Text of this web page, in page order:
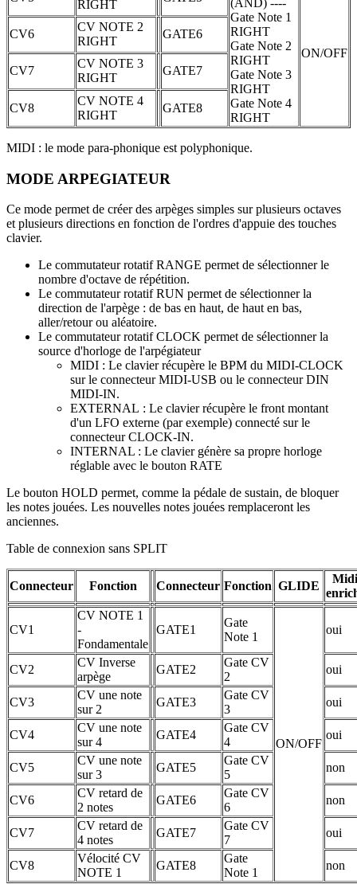
RIGHT
Gate Note 1
RIGHT
Gate Note 2
RIGHT
Gate Note 3
RIGHT
Gate Note 4
RIGHT
ON/OFF
CV6
CV NOTE 2
RIGHT
GATE6
CV7
CV NOTE 3
RIGHT
GATE7
CV8
CV NOTE 4
RIGHT
GATE8
MIDI : le mode para-phonique est polyphonique.
MODE ARPEGIATEUR
Ce mode permet de créer des arpèges simples sur plusieurs octaves
et plusieurs directions en fonction de l'ordres d'appuie des touches
clavier.
Le commutateur rotatif RANGE permet de sélectionner le
nombre d'octave de répétition.
Le commutateur rotatif RUN permet de sélectionner la
direction de l'arpège : de bas en haut, de haut en bas,
aller/retour ou aléatoire.
Le commutateur rotatif CLOCK permet de sélectionner la
source d'horloge de l'arpégiateur
MIDI : Le clavier récupère le BPM du MIDI-CLOCK
sur le connecteur MIDI-USB ou le connecteur DIN
MIDI-IN.
EXTERNAL : Le clavier récupère le front montant
d'un LFO externe (par exemple) connecté sur le
connecteur CLOCK-IN.
INTERNAL : Le clavier génère sa propre horloge
réglable avec le bouton RATE
Le bouton HOLD permet, comme la pédale de sustain, de bloquer
les notes jouées. Les nouvelles notes jouées remplaceront les
anciennes.
Table de connexion sans SPLIT
Connecteur Fonction Connecteur Fonction GLIDE
Midi
CV1
CV NOTE 1
-
Fondamentale
GATE1
Gate
Note 1
ON/OFF
oui
CV2
CV Inverse
arpège
GATE2
Gate CV
2
oui
CV3
CV une note
sur 2
GATE3
Gate CV
3
oui
CV4
CV une note
sur 4
GATE4
Gate CV
4
oui
CV5
CV une note
sur 3
GATE5
Gate CV
5
non
CV6
CV retard de
2 notes
GATE6
Gate CV
6
non
CV7
CV retard de
4 notes
GATE7
Gate CV
7
oui
CV8
Vélocité CV
NOTE 1
GATE8
Gate
Note 1
non